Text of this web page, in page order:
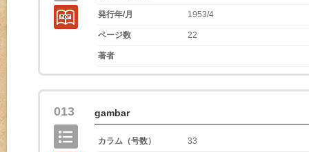
発行年/月 1953/4
ページ数 22
著者
013 gambar
カラム（号数） 33